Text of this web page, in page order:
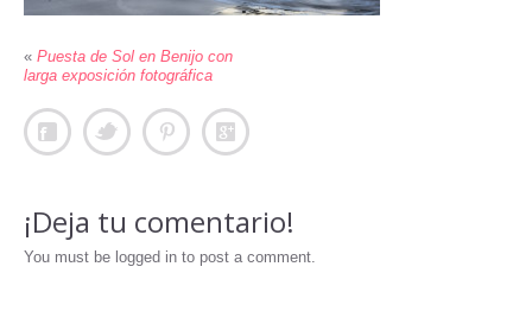
« Puesta de Sol en Benijo con
larga exposición fotográfica
¡Deja tu comentario!
You must be logged in to post a comment.